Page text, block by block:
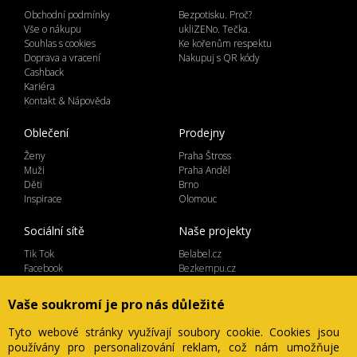
Vaše soukromí je pro nás důležité
Tyto webové stránky využívají soubory cookie. Cookies jsou
používány pro personalizování reklam, což nám umožňuje
Obchodní podmínky
Vše o nákupu
Souhlas s cookies
Doprava a vracení
Cashback
Kariéra
Kontakt & Nápověda
Bezpotisku. Proč?
ukliZENo. Tečka.
Ke kořenům respektu
Nakupuj s QR kódy
Oblečení
Ženy
Muži
Děti
Inspirace
Prodejny
Praha Štross
Praha Anděl
Brno
Olomouc
Sociální sítě
Tik Tok
Facebook
Naše projekty
Belabel.cz
Bezkempu.cz
Lemicom spol. s r.o. | IČ 27561054